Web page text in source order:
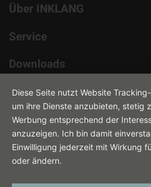
Über INKLANG
Service
Downloads
Kontakt
Diese Seite nutzt Website
um ihre Dienste anzubieten, stetig
Werbung entsprechend der
anzuzeigen. Ich bin damit
Einwilligung jederzeit mit Wirkung
oder ändern.